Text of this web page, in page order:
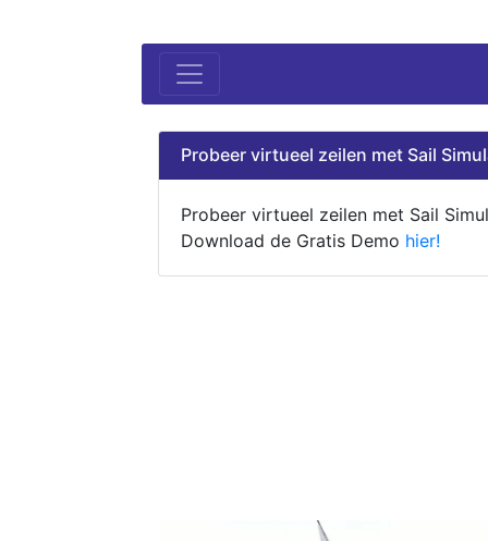
Probeer virtueel zeilen met Sail
Probeer virtueel zeilen met Sail
Download de Gratis Demo hier!